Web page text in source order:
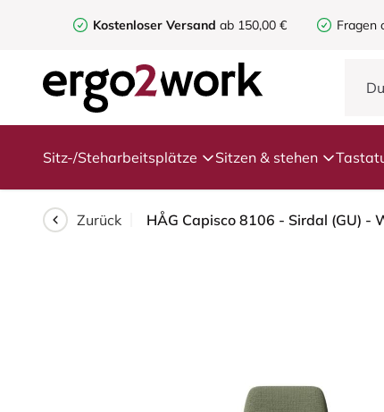
Kostenloser Versand ab 150,00 € Fragen
Sitz-/Steharbeitsplätze Sitzen & stehen
Zurück HÅG Capisco 8106 - Sirdal (GU) -